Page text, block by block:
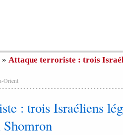
» Attaque terroriste : trois
Orient
: trois Israéliens
Shomron